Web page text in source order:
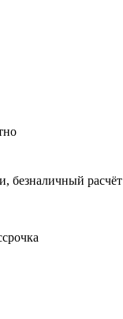
безналичный расчёт